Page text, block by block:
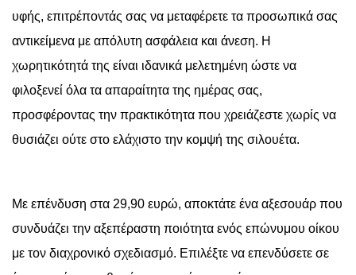
υφής, επιτρέποντάς σας να μεταφέρετε τα προσωπικά σας
αντικείμενα με απόλυτη ασφάλεια και άνεση. Η
χωρητικότητά της είναι ιδανικά μελετημένη ώστε να
φιλοξενεί όλα τα απαραίτητα της ημέρας σας,
προσφέροντας την πρακτικότητα που χρειάζεστε χωρίς να
θυσιάζει ούτε στο ελάχιστο την κομψή της σιλουέτα.
Με επένδυση στα 29,90 ευρώ, αποκτάτε ένα αξεσουάρ που
συνδυάζει την αξεπέραστη ποιότητα ενός επώνυμου οίκου
με τον διαχρονικό σχεδιασμό. Επιλέξτε να επενδύσετε σε